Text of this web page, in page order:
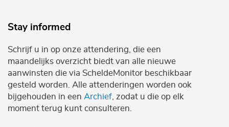
Stay informed
Schrijf u in op onze attendering, die een
maandelijks overzicht biedt van alle nieuwe
aanwinsten die via ScheldeMonitor beschikbaar
gesteld worden. Alle attenderingen worden ook
bijgehouden in een Archief , zodat u die op elk
moment terug kunt consulteren.